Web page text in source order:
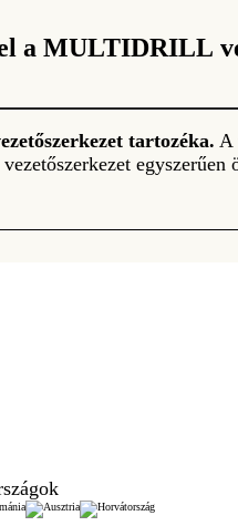
a MULTIDRILL
tartozéka. A
egyszerűen